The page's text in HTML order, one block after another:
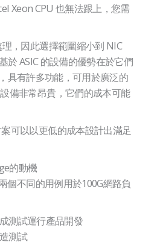
Xeon CPU 也無法跟上，您需
，因此選擇範圍縮小到 NIC
於 ASIC 的設備的優勢在於它們
具有許多功能，可用於廣泛的
備非常昂貴，它們的成本可能
可以以更低的成本設計出滿足
的動機
個不同的用例用於100G網路負
測試運行產品開發
測試